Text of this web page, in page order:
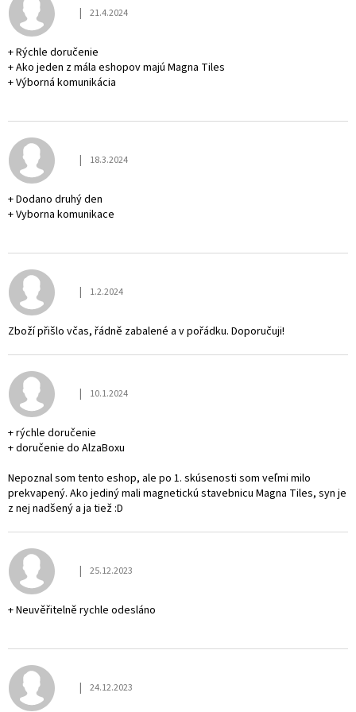
Hodnocení obchodu je 5 z 5 hvězdiček.
| 21.4.2024
+ Rýchle doručenie
+ Ako jeden z mála eshopov majú Magna Tiles
+ Výborná komunikácia
Hodnocení obchodu je 5 z 5 hvězdiček.
| 18.3.2024
+ Dodano druhý den
+ Vyborna komunikace
Hodnocení obchodu je 5 z 5 hvězdiček.
| 1.2.2024
Zboží přišlo včas, řádně zabalené a v pořádku. Doporučuji!
Hodnocení obchodu je 5 z 5 hvězdiček.
| 10.1.2024
+ rýchle doručenie
+ doručenie do AlzaBoxu
Nepoznal som tento eshop, ale po 1. skúsenosti som veľmi milo
prekvapený. Ako jediný mali magnetickú stavebnicu Magna Tiles, syn je
z nej nadšený a ja tiež :D
Hodnocení obchodu je 5 z 5 hvězdiček.
| 25.12.2023
+ Neuvěřitelně rychle odesláno
Hodnocení obchodu je 5 z 5 hvězdiček.
| 24.12.2023